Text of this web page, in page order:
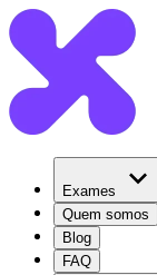
Exames
Quem somos
Blog
FAQ